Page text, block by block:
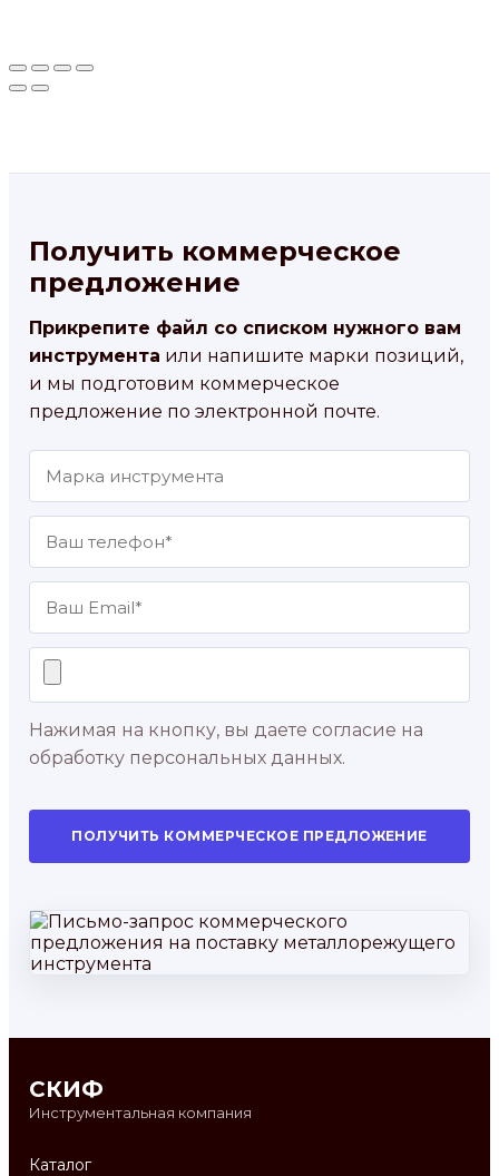
Получить коммерческое
предложение
Прикрепите файл со списком нужного вам
инструмента или напишите марки позиций,
и мы подготовим коммерческое
предложение по электронной почте.
Нажимая на кнопку, вы даете согласие на
обработку персональных данных.
ПОЛУЧИТЬ КОММЕРЧЕСКОЕ ПРЕДЛОЖЕНИЕ
СКИФ
Инструментальная компания
Каталог